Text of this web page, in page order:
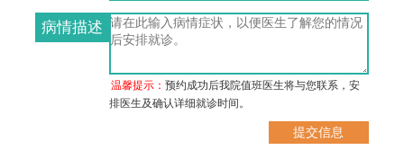
病情描述
温馨提示：预约成功后我院值班医生将与您联系，安
排医生及确认详细就诊时间。